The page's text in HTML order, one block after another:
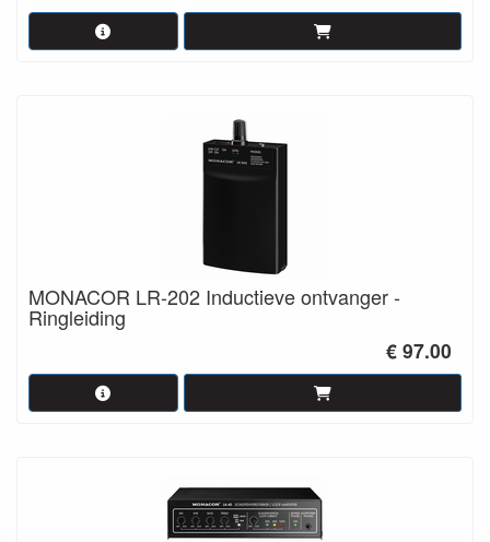
MONACOR LR-202 Inductieve ontvanger -
Ringleiding
€ 97.00